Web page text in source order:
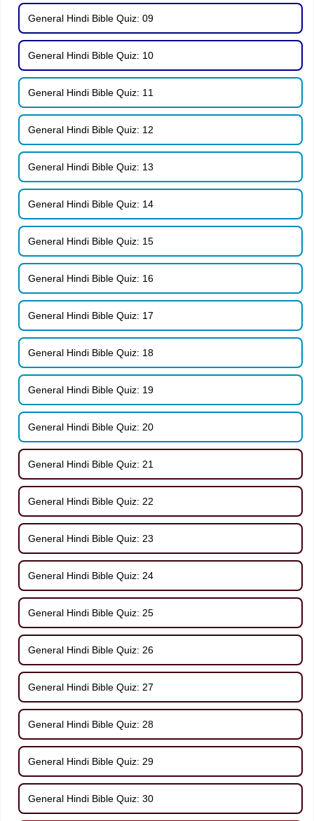
General Hindi Bible Quiz: 09
General Hindi Bible Quiz: 10
General Hindi Bible Quiz: 11
General Hindi Bible Quiz: 12
General Hindi Bible Quiz: 13
General Hindi Bible Quiz: 14
General Hindi Bible Quiz: 15
General Hindi Bible Quiz: 16
General Hindi Bible Quiz: 17
General Hindi Bible Quiz: 18
General Hindi Bible Quiz: 19
General Hindi Bible Quiz: 20
General Hindi Bible Quiz: 21
General Hindi Bible Quiz: 22
General Hindi Bible Quiz: 23
General Hindi Bible Quiz: 24
General Hindi Bible Quiz: 25
General Hindi Bible Quiz: 26
General Hindi Bible Quiz: 27
General Hindi Bible Quiz: 28
General Hindi Bible Quiz: 29
General Hindi Bible Quiz: 30